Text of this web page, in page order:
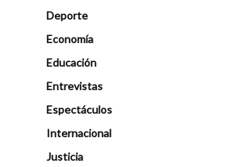
Deporte
Economía
Educación
Entrevistas
Espectáculos
Internacional
Justicia